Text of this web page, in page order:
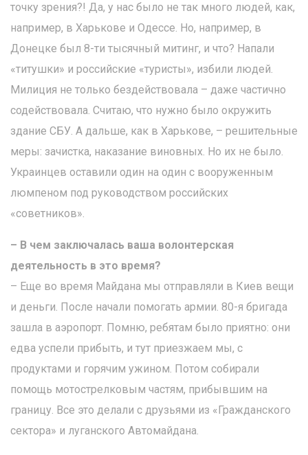
точку зрения?! Да, у нас было не так много людей, как,
например, в Харькове и Одессе. Но, например, в
Донецке был 8-ти тысячный митинг, и что? Напали
«титушки» и российские «туристы», избили людей.
Милиция не только бездействовала – даже частично
содействовала. Считаю, что нужно было окружить
здание СБУ. А дальше, как в Харькове, – решительные
меры: зачистка, наказание виновных. Но их не было.
Украинцев оставили один на один с вооруженным
люмпеном под руководством российских
«советников».
– В чем заключалась ваша волонтерская
деятельность в это время?
– Еще во время Майдана мы отправляли в Киев вещи
и деньги. После начали помогать армии. 80-я бригада
зашла в аэропорт. Помню, ребятам было приятно: они
едва успели прибыть, и тут приезжаем мы, с
продуктами и горячим ужином. Потом собирали
помощь мотострелковым частям, прибывшим на
границу. Все это делали с друзьями из «Гражданского
сектора» и луганского Автомайдана.